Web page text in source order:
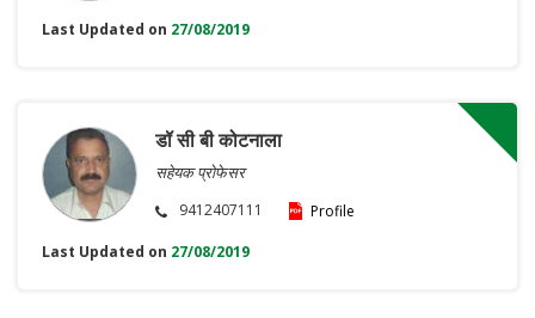
Last Updated on 27/08/2019
डॉ सी बी कोटनाला
सहेयक प्रोफेसर
9412407111
Profile
Last Updated on 27/08/2019